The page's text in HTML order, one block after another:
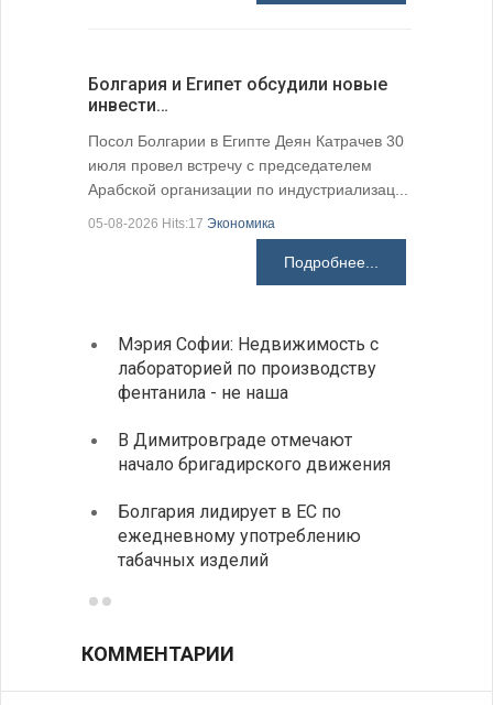
Болгария и Египет обсудили новые
инвести…
Посол Болгарии в Египте Деян Катрачев 30
июля провел встречу с председателем
Арабской организации по индустриализац...
05-08-2026 Hits:17 Экономика
Подробнее...
Мэрия Софии: Недвижимость с
лабораторией по производству
фентанила - не наша
В Димитровграде отмечают
начало бригадирского движения
Болгария лидирует в ЕС по
ежедневному употреблению
табачных изделий
КОММЕНТАРИИ